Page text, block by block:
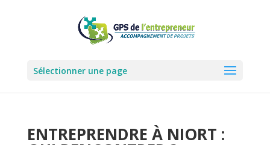
Sélectionner une page
ENTREPRENDRE À NIORT :